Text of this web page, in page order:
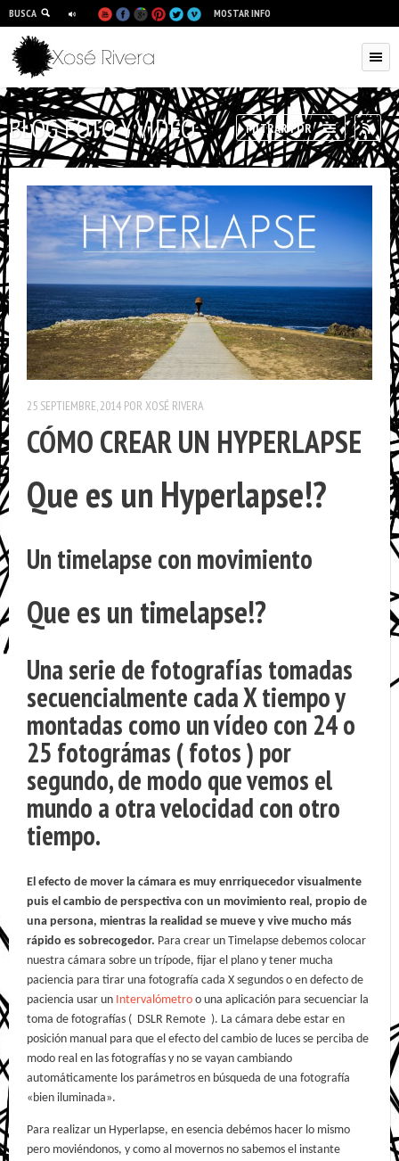
BUSCA MOSTAR INFO
BLOG FOTO Y VÍDEO FILTRAR POR RSS
25 SEPTIEMBRE, 2014 PORXOSÉ RIVERA
CÓMO CREAR UN HYPERLAPSE
Que es un Hyperlapse!?
Un timelapse con movimiento
Que es un timelapse!?
Una serie de fotografías tomadas
secuencialmente cada X tiempo y
montadas como un vídeo con 24 o
25 fotográmas ( fotos ) por
segundo, de modo que vemos el
mundo a otra velocidad con otro
tiempo.
El efecto de mover la cámara es muy enrriquecedor visualmente
puis el cambio de perspectiva con un movimiento real, propio de
una persona, mientras la realidad se mueve y vive mucho más
rápido es sobrecogedor. Para crear un Timelapse debemos colocar
nuestra cámara sobre un trípode, fijar el plano y tener mucha
paciencia para tirar una fotografía cada X segundos o en defecto de
paciencia usar un Intervalómetro o una aplicación para secuenciar la
toma de fotografías ( DSLR Remote ). La cámara debe estar en
posición manual para que el efecto del cambio de luces se perciba de
modo real en las fotografías y no se vayan cambiando
automáticamente los parámetros en búsqueda de una fotografía
«bien iluminada».
Para realizar un Hyperlapse, en esencia debémos hacer lo mismo
pero moviéndonos, y como al movernos no sabemos el instante